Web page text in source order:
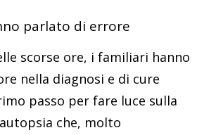
parlato di errore
scorse ore, i familiari hanno
nella diagnosi e di cure
passo per fare luce sulla
che, molto